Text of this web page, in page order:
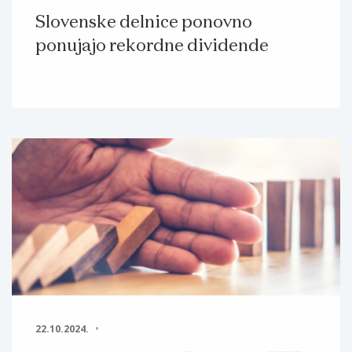
Slovenske delnice ponovno
ponujajo rekordne dividende
22.10.2024.